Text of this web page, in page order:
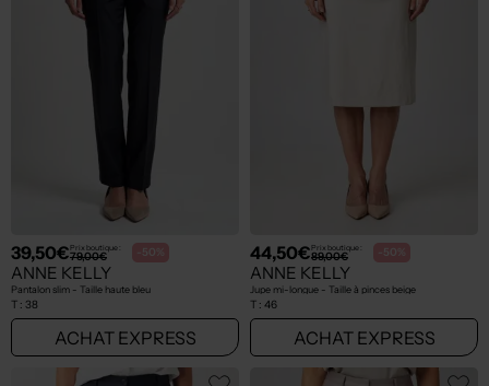
39,50€Prix boutique :
79,00€ -50%
ANNE KELLY
Pantalon slim - Taille haute bleu
T : 38
ACHAT EXPRESS
44,50€Prix boutique :
89,00€ -50%
ANNE KELLY
Jupe mi-longue - Taille à pinces beige
T : 46
ACHAT EXPRESS